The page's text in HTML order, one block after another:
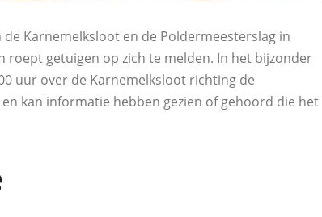
Karnemelksloot en de Poldermeesterslag in
roept getuigen op zich te melden. In het bijzonder
uur over de Karnemelksloot richting de
kan informatie hebben gezien of gehoord die het